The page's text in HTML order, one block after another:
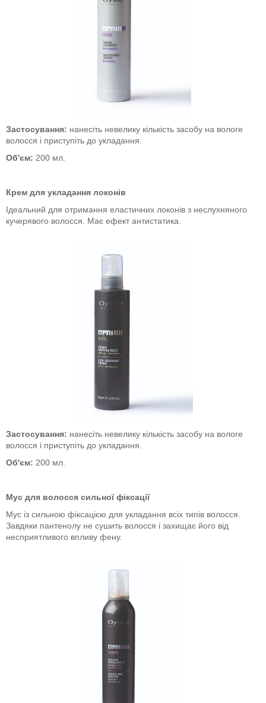
Застосування: нанесіть невелику кількість засобу на вологе
волосся і приступіть до укладання.
Об'єм: 200 мл.
Крем для укладання локонів
Ідеальний для отримання еластичних локонів з неслухняного
кучерявого волосся. Має ефект антистатика.
Застосування: нанесіть невелику кількість засобу на вологе
волосся і приступіть до укладання.
Об'єм: 200 мл.
Мус для волосся сильної фіксації
Мус із сильною фіксацією для укладання всіх типів волосся.
Завдяки пантенолу не сушить волосся і захищає його від
несприятливого впливу фену.